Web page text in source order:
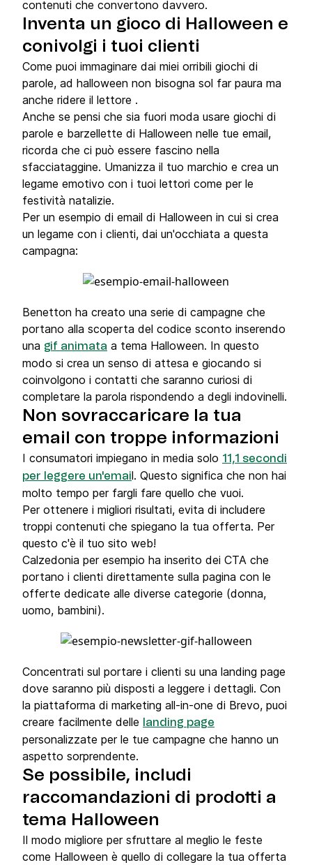
contenuti che convertono davvero.
Inventa un gioco di Halloween e
conivolgi i tuoi clienti
Come puoi immaginare dai miei orribili giochi di
parole, ad halloween non bisogna sol far paura ma
anche ridere il lettore .
Anche se pensi che sia fuori moda usare giochi di
parole e barzellette di Halloween nelle tue email,
ricorda che ci può essere fascino nella
sfacciataggine. Umanizza il tuo marchio e crea un
legame emotivo con i tuoi lettori come per le
festività natalizie.
Per un esempio di email di Halloween in cui si crea
un legame con i clienti, dai un'occhiata a questa
campagna:
Benetton ha creato una serie di campagne che
portano alla scoperta del codice sconto inserendo
una gif animata a tema Halloween. In questo
modo si crea un senso di attesa e giocando si
coinvolgono i contatti che saranno curiosi di
completare la parola rispondendo a degli indovinelli.
Non sovraccaricare la tua
email con troppe informazioni
I consumatori impiegano in media solo 11,1 secondi
per leggere un'email. Questo significa che non hai
molto tempo per fargli fare quello che vuoi.
Per ottenere i migliori risultati, evita di includere
troppi contenuti che spiegano la tua offerta. Per
questo c'è il tuo sito web!
Calzedonia per esempio ha inserito dei CTA che
portano i clienti direttamente sulla pagina con le
offerte dedicate alle diverse categorie (donna,
uomo, bambini).
Concentrati sul portare i clienti su una landing page
dove saranno più disposti a leggere i dettagli. Con
la piattaforma di marketing all-in-one di Brevo, puoi
creare facilmente delle
landing page
personalizzate per le tue campagne che hanno un
aspetto sorprendente.
Se possibile, includi
raccomandazioni di prodotti a
tema Halloween
Il modo migliore per sfruttare al meglio le feste
come Halloween è quello di collegare la tua offerta